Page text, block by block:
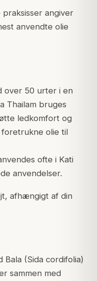
angiver
anvendte olie
over 50 urter i en
Thailam bruges
ledkomfort og
foretrukne olie til
ofte i Kati
anvendelser.
afhængigt af din
Bala (Sida cordifolia)
sammen med